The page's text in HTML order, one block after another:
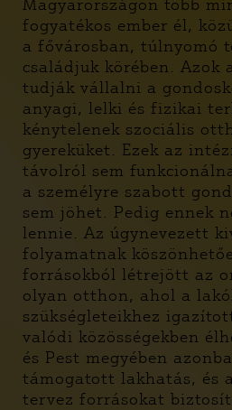
Magyarországon több
fogyatékos ember él,
a fővárosban, túlnyomó
családjuk körében. Azok
tudják vállalni a
anyagi, lelki és fizikai
kénytelenek szociális
gyereküket. Ezek az
távolról sem
a személyre szabott
sem jöhet. Pedig ennek
lennie. Az úgynevezett
folyamatnak
forrásokból létrejött az
olyan otthon, ahol a
szükségleteikhez
valódi közösségekben
és Pest megyében
támogatott lakhatás, és
tervez forrásokat